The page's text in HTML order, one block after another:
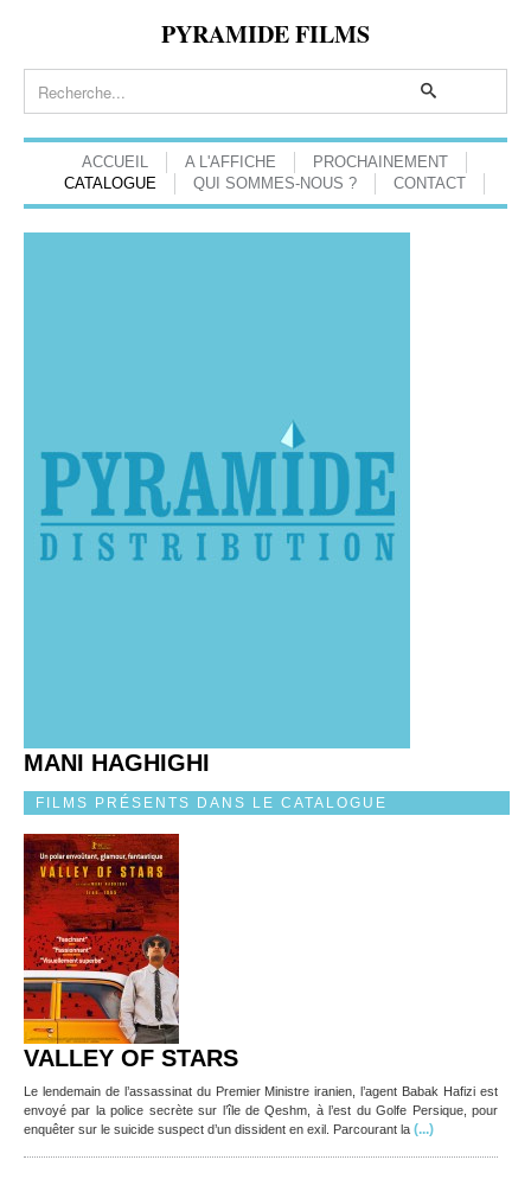
PYRAMIDE FILMS
ACCUEIL A L'AFFICHE
PROCHAINEMENT
CATALOGUE
QUI SOMMES-NOUS ? CONTACT
MANI HAGHIGHI
FILMS PRÉSENTS DANS LE CATALOGUE
VALLEY OF STARS
Le lendemain de l’assassinat du Premier Ministre iranien, l’agent Babak Hafizi est
envoyé par la police secrète sur l’île de Qeshm, à l’est du Golfe Persique, pour
enquêter sur le suicide suspect d’un dissident en exil. Parcourant la (...)